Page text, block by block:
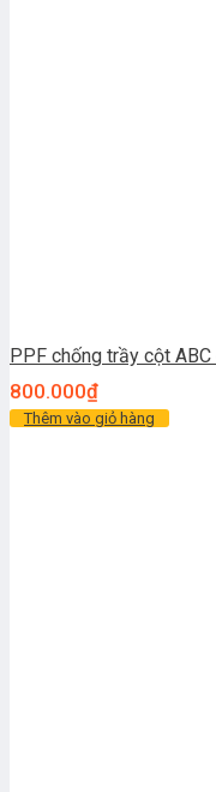
PPF chống trầy cột ABC
800.000₫
Thêm vào giỏ hàng